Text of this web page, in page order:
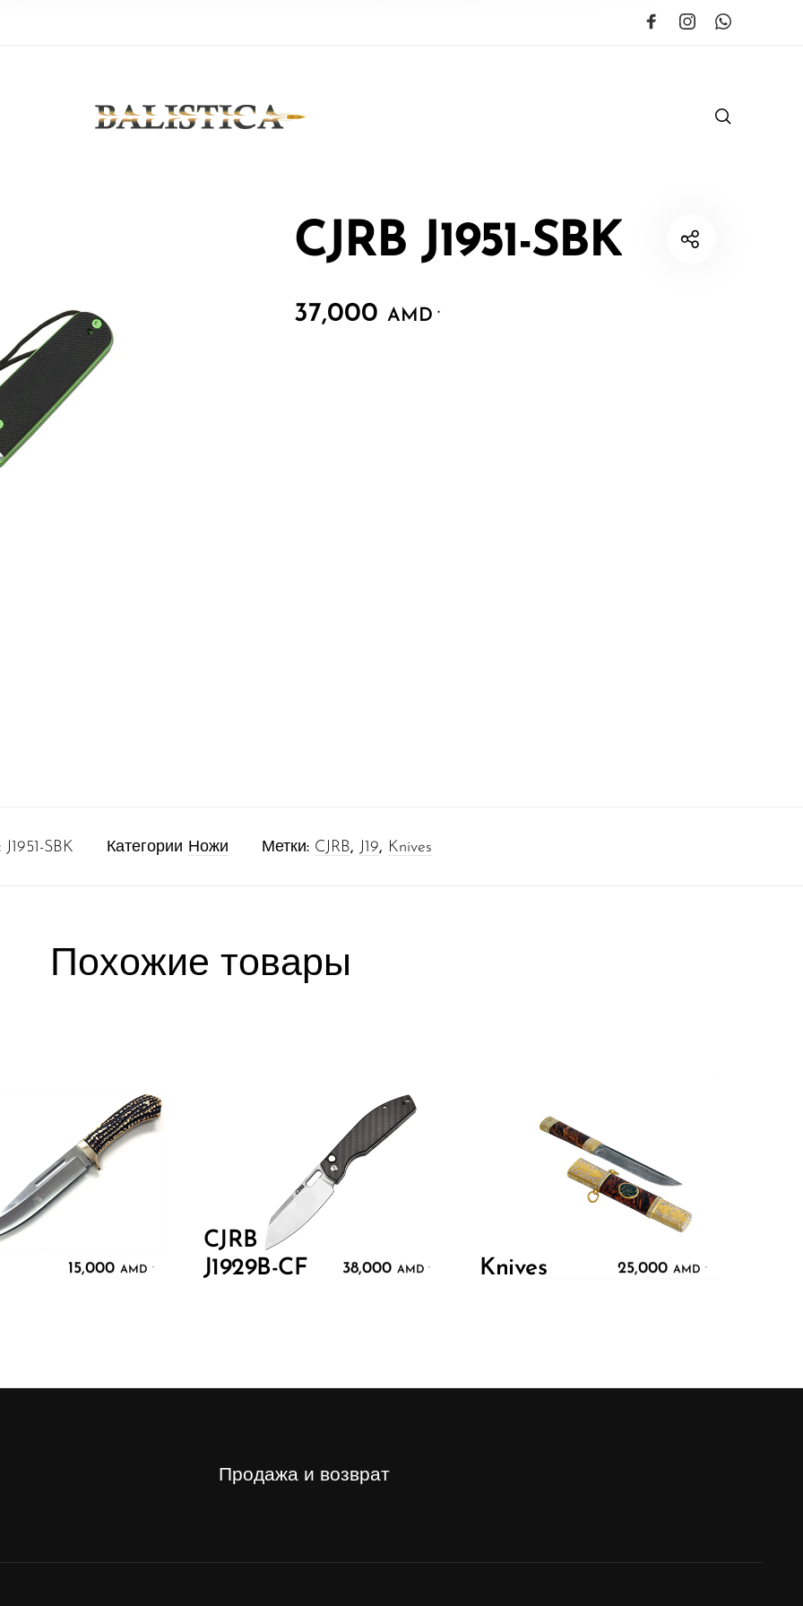
CJRB J1951-SBK
37,000 AMD .
J1951-SBK Категории Ножи Метки: CJRB, J19, Knives
Похожие товары
15,000AMD .
CJRB
J1929B-CF
38,000 AMD . Knives 25,000AMD .
Продажа и возврат